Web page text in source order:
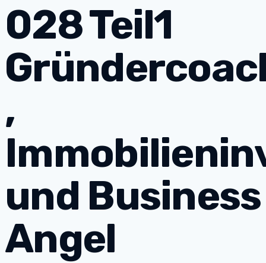
028 Teil1
,
und Business
Angel